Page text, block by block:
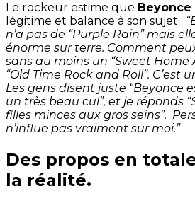
Le rockeur estime que Beyonce
légitime et balance à son sujet :
n’a pas de “Purple Rain” mais
énorme sur terre. Comment
sans au moins un “Sweet
“Old Time Rock and Roll”. C’est
Les gens disent juste “Beyonce
un très beau cul”, et je réponds
filles minces aux gros seins”.
n’influe pas vraiment sur moi.”
Des propos en
la réalité.